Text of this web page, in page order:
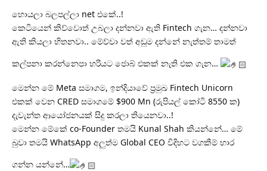
හොයලා බලපල්ලා net එකේ..!
කෙටියෙන් කිව්වොත් උබලා දන්නවා ඇති Fintech ගැන… දන්නවා
ඇති කියලා හිතනවා.. මේව්වා වත් අඩුම දන්නේ නැත්තම් තාමත්
කල්පනා කරන්නෙපා හරියට ජොබ් එකක් නැති එක ගැන…
මෙන්න මේ Meta සමාගම, ඉන්දියාවේ ප්‍රමුඛ Fintech Unicorn
එකක් වෙන CRED සමාගමේ $900 Mn (රුපියල් කෝටි 8550 ක)
දැවැන්ත ආයෝජනයක් සිදු කරලා තියෙනවා..!
මෙන්න මේකේ co-Founder තමයි Kunal Shah කියන්නේ… මේ
බුවා තමයි WhatsApp අලුත්ම Global CEO විදිහට වගකීම් භාර
ගන්න යන්නේ…